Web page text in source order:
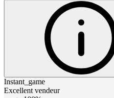
Instant_game
Excellent vendeur